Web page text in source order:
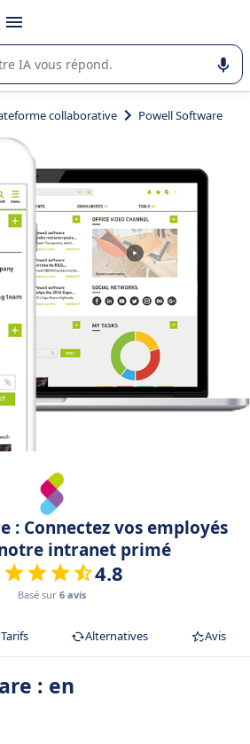
avec
dans l'utilisation ou la sélection de
collaborative Powell Software
: Connectez vos employés
intranet primé
4.8
Basé sur 6 avis
Tarifs Alternatives Avis
: en